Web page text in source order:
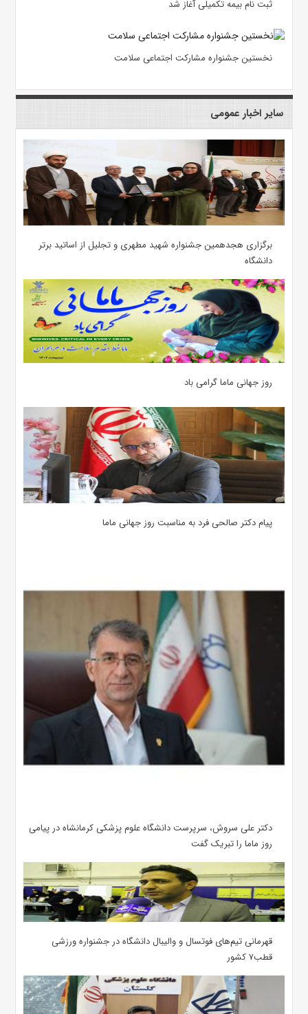
ثبت نام بیمه تکمیلی آغاز شد
نخستین جشنواره مشارکت اجتماعی سلامت
سایر اخبار عمومی
برگزاری هجدهمین جشنواره شهید مطهری و تجلیل از اساتید برتر
دانشگاه
روز جهانی ماما گرامی باد
پیام دکتر صالحی فرد به مناسبت روز جهانی ماما
دکتر علی سروش، سرپرست دانشگاه علوم پزشکی کرمانشاه در پیامی
روز ماما را تبریک گفت
قهرمانی تیم‌های فوتسال و والیبال دانشگاه در جشنواره ورزشی
قطب۷ کشور